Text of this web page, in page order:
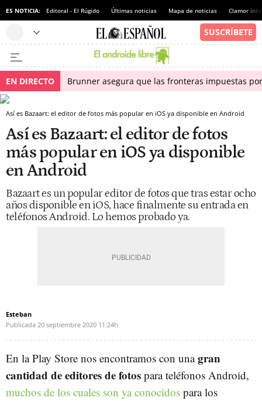
ES NOTICIA: Editoral - El Rúgido Últimas noticias Mapa de noticias Clamor
EN DIRECTO Brunner asegura que las fronteras impuestas
Así es Bazaart: el editor de fotos más popular en iOS ya disponible en Android
Así es Bazaart: el editor de fotos
más popular en iOS ya disponible
en Android
Bazaart es un popular editor de fotos que tras estar ocho
años disponible en iOS, hace finalmente su entrada en
teléfonos Android. Lo hemos probado ya.
Esteban
Publicada 20 septiembre 2020 11:24h
En la Play Store nos encontramos con unagran
cantidad de editores de fotos para teléfonos Android,
muchos de los cuales son ya conocidos para los